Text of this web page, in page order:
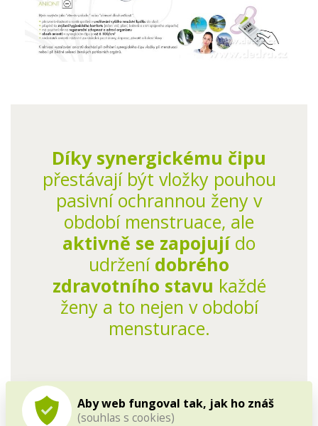
Aby web fungoval tak, jak ho znáš
(souhlas s cookies)
Díky synergickému čipu
přestávají být vložky pouhou
pasivní ochrannou ženy v
období menstruace, ale
aktivně se zapojujído
udržení dobrého
zdravotního stavu každé
ženy a to nejen v období
mensturace.